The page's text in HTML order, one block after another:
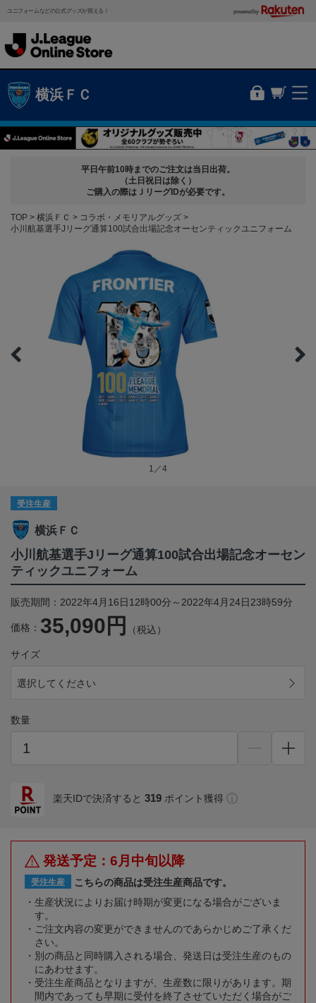
ユニフォームなどの公式グッズが買える！ powered by
横浜ＦＣ
平日午前10時までのご注文は当日出荷。
（土日祝日は除く）
ご購入の際はＪリーグIDが必要です。
TOP 横浜ＦＣ
コラボ・メモリアルグッズ
小川航基選手Jリーグ通算100試合出場記念オーセンティックユニフォーム
1／4
受注生産
横浜ＦＣ
小川航基選手Jリーグ通算100試合出場記念オーセン
ティックユニフォーム
販売期間：2022年4月16日12時00分～2022年4月24日23時59分
価格： 35,090円 （税込）
サイズ
選択してください
数量
楽天IDで決済すると 319 ポイント獲得
発送予定：6月中旬以降
受注生産
こちらの商品は受注生産商品です。
生産状況によりお届け時期が変更になる場合がございま
す。
ご注文内容の変更ができませんのであらかじめご了承くだ
さい。
別の商品と同時購入される場合、発送日は受注生産のもの
にあわせます。
受注生産商品となりますが、生産数に限りがあります。期
間内であっても早期に受付を終了させていただく場合がご